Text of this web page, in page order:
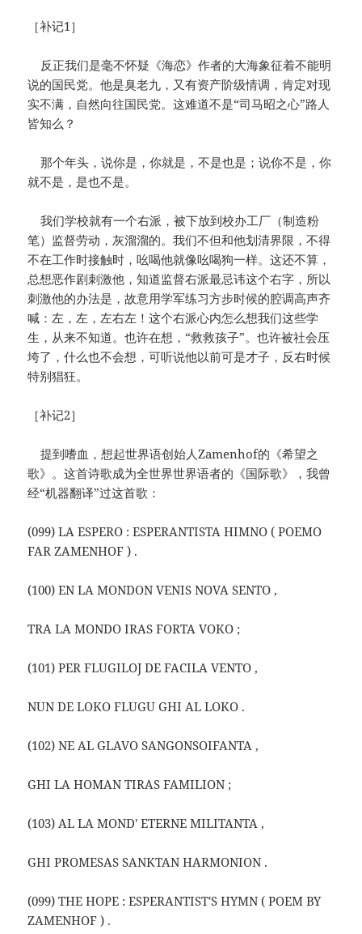
［补记1］
反正我们是毫不怀疑《海恋》作者的大海象征着不能明
说的国民党。他是臭老九，又有资产阶级情调，肯定对现
实不满，自然向往国民党。这难道不是“司马昭之心”路人
皆知么？
那个年头，说你是，你就是，不是也是；说你不是，你
就不是，是也不是。
我们学校就有一个右派，被下放到校办工厂（制造粉
笔）监督劳动，灰溜溜的。我们不但和他划清界限，不得
不在工作时接触时，吆喝他就像吆喝狗一样。这还不算，
总想恶作剧刺激他，知道监督右派最忌讳这个右字，所以
刺激他的办法是，故意用学军练习方步时候的腔调高声齐
喊：左，左，左右左！这个右派心内怎么想我们这些学
生，从来不知道。也许在想，“救救孩子”。也许被社会压
垮了，什么也不会想，可听说他以前可是才子，反右时候
特别猖狂。
［补记2］
提到嗜血，想起世界语创始人Zamenhof的《希望之
歌》。这首诗歌成为全世界世界语者的《国际歌》，我曾
经“机器翻译”过这首歌：
(099) LA ESPERO : ESPERANTISTA HIMNO ( POEMO
FAR ZAMENHOF ) .
(100) EN LA MONDON VENIS NOVA SENTO ,
TRA LA MONDO IRAS FORTA VOKO ;
(101) PER FLUGILOJ DE FACILA VENTO ,
NUN DE LOKO FLUGU GHI AL LOKO .
(102) NE AL GLAVO SANGONSOIFANTA ,
GHI LA HOMAN TIRAS FAMILION ;
(103) AL LA MOND' ETERNE MILITANTA ,
GHI PROMESAS SANKTAN HARMONION .
(099) THE HOPE : ESPERANTIST'S HYMN ( POEM BY
ZAMENHOF ) .